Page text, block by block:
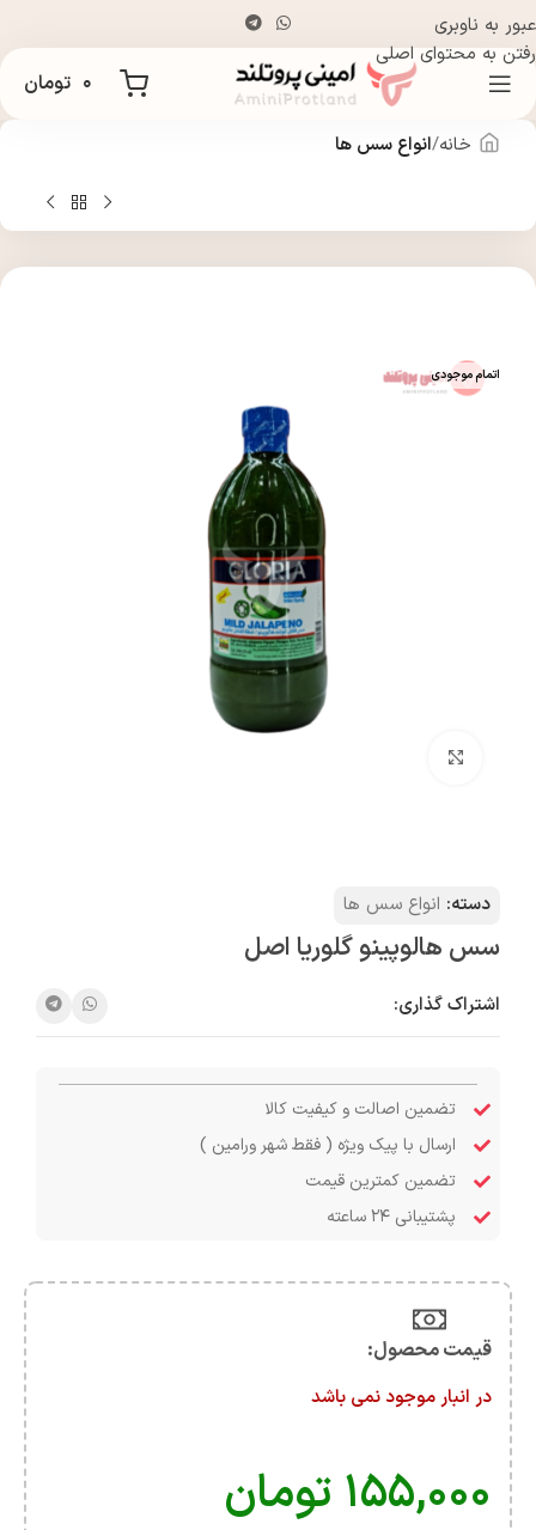
عبور به ناوبری
رفتن به محتوای اصلی
۰ تومان
خانه انواع سس ها
اتمام موجودی
دسته: انواع سس ها
سس هالوپینو گلوریا اصل
اشتراک گذاری:
تضمین اصالت و کیفیت کالا
ارسال با پیک ویژه ( فقط شهر ورامین )
تضمین کمترین قیمت
پشتیبانی ۲۴ ساعته
قیمت محصول:​
در انبار موجود نمی باشد
۱۵۵,۰۰۰ تومان